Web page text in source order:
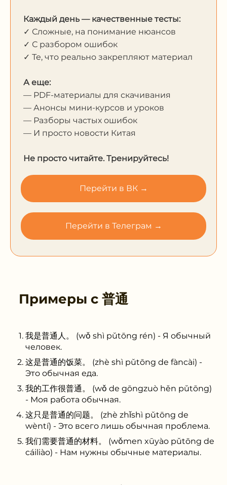
Каждый день — качественные тесты:
✓ Сложные, на понимание нюансов
✓ С разбором ошибок
✓ Те, что реально закрепляют материал
А еще:
— PDF-материалы для скачивания
— Анонсы мини-курсов и уроков
— Разборы частых ошибок
— И просто новости Китая
Не просто читайте. Тренируйтесь!
Перейти в ВК →
Перейти в Телеграм →
Примеры с 普通
我是普通人。 (wǒ shì pǔtōng rén) - Я обычный
человек.
这是普通的饭菜。 (zhè shì pǔtōng de fàncài) -
Это обычная еда.
我的工作很普通。 (wǒ de gōngzuò hěn pǔtōng)
- Моя работа обычная.
这只是普通的问题。 (zhè zhǐshì pǔtōng de
wèntí) - Это всего лишь обычная проблема.
我们需要普通的材料。 (wǒmen xūyào pǔtōng de
cáiliào) - Нам нужны обычные материалы.